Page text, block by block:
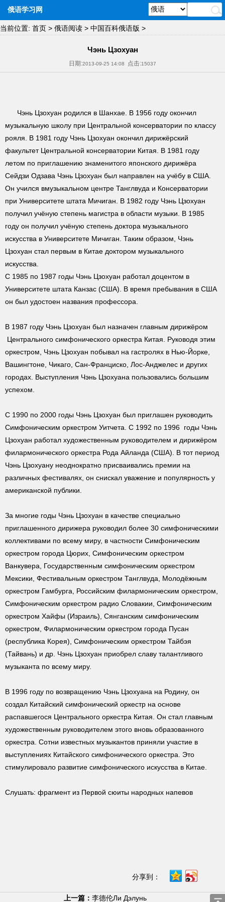
俄语学习网
当前位置: 首页 > 俄语阅读 > 中国百科俄语版 >
Чэнь Цзохуан
日期:2013-09-25 14:08 点击:15037
Чэнь Цзохуан родился в Шанхае. В 1956 году окончил
музыкальную школу при Центральной консерватории по классу
рояля. В 1981 году Чэнь Цзохуан окончил дирижёрский
факультет Центральной консерватории Китая. В 1981 году
летом по приглашению знаменитого японского дирижёра
Сейдзи Одзава Чэнь Цзохуан был направлен на учёбу в США.
Он учился вмузыкальном центре Танглвуда и Консерватории
при Университете штата Мичиган. В 1982 году Чэнь Цзохуан
получил учёную степень магистра в области музыки. В 1985
году он получил учёную степень доктора музыкального
искусства в Университете Мичиган. Таким образом, Чэнь
Цзохуан стал первым в Китае доктором музыкального
искусства.
С 1985 по 1987 годы Чэнь Цзохуан работал доцентом в
Университете штата Канзас (США). В время пребывания в США
он был удостоен названия профессора.
В 1987 году Чэнь Цзохуан был назначен главным дирижёром
Центрального симфонического оркестра Китая. Руководя этим
оркестром, Чэнь Цзохуан побывал на гастролях в Нью-Йорке,
Вашингтоне, Чикаго, Сан-Франциско, Лос-Анджелес и других
городах. Выступления Чэнь Цзохуана пользовались большим
успехом.
С 1990 по 2000 годы Чэнь Цзохуан был приглашен руководить
Симфоническим оркестром Уитчета. С 1992 по 1996 годы Чэнь
Цзохуан работал художественным руководителем и дирижёром
филармонического оркестра Рода Айланда (США). В тот период
Чэнь Цзохуану неоднократно присваивались премии на
различных фестивалях, он снискал уважение и популярность у
американской публики.
За многие годы Чэнь Цзохуан в качестве специально
приглашенного дирижера руководил более 30 симфоническими
коллективами по всему миру, в частности Симфоническим
оркестром города Цюрих, Симфоническим оркестром
Ванкувера, Государственным симфоническим оркестром
Мексики, Фестивальным оркестром Танглвуда, Молодёжным
оркестром Гамбурга, Российским филармоническим оркестром,
Симфоническим оркестром радио Словакии, Симфоническим
оркестром Хайфы (Израиль), Сянганским симфоническим
оркестром, Филармоническим оркестром города Пусан
(республика Корея), Симфоническим оркестром Тайбэя
(Тайвань) и др. Чэнь Цзохуан приобрел славу талантливого
музыканта по всему миру.
В 1996 году по возвращению Чэнь Цзохуана на Родину, он
создал Китайский симфонический оркестр на основе
распавшегося Центрального оркестра Китая. Он стал главным
художественным руководителем этого вновь образованного
оркестра. Сотни известных музыкантов приняли участие в
выступлениях Китайского симфонического оркестра. Это
стимулировало развитие симфонического искусства в Китае.
Слушать: фрагмент из Первой сюиты народных напевов
分享到：
上一篇： 李德伦Ли Дэлунь